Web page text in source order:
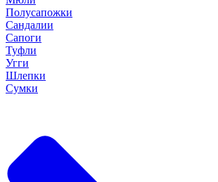
Полусапожки
Сандалии
Сапоги
Туфли
Угги
Шлепки
Сумки